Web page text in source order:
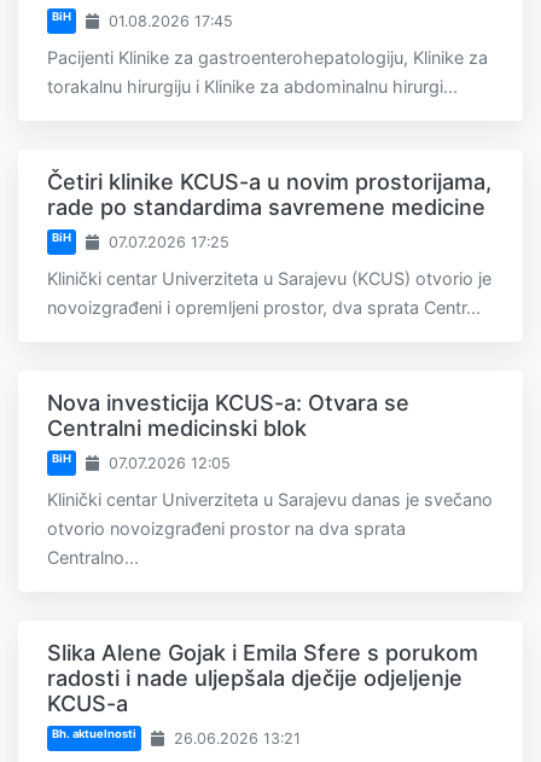
BiH 01.08.2026 17:45
Pacijenti Klinike za gastroenterohepatologiju, Klinike za
torakalnu hirurgiju i Klinike za abdominalnu hirurgi...
Četiri klinike KCUS-a u novim prostorijama,
rade po standardima savremene medicine
BiH 07.07.2026 17:25
Klinički centar Univerziteta u Sarajevu (KCUS) otvorio je
novoizgrađeni i opremljeni prostor, dva sprata Centr...
Nova investicija KCUS-a: Otvara se
Centralni medicinski blok
BiH 07.07.2026 12:05
Klinički centar Univerziteta u Sarajevu danas je svečano
otvorio novoizgrađeni prostor na dva sprata
Centralno...
Slika Alene Gojak i Emila Sfere s porukom
radosti i nade uljepšala dječije odjeljenje
KCUS-a
Bh. aktuelnosti 26.06.2026 13:21